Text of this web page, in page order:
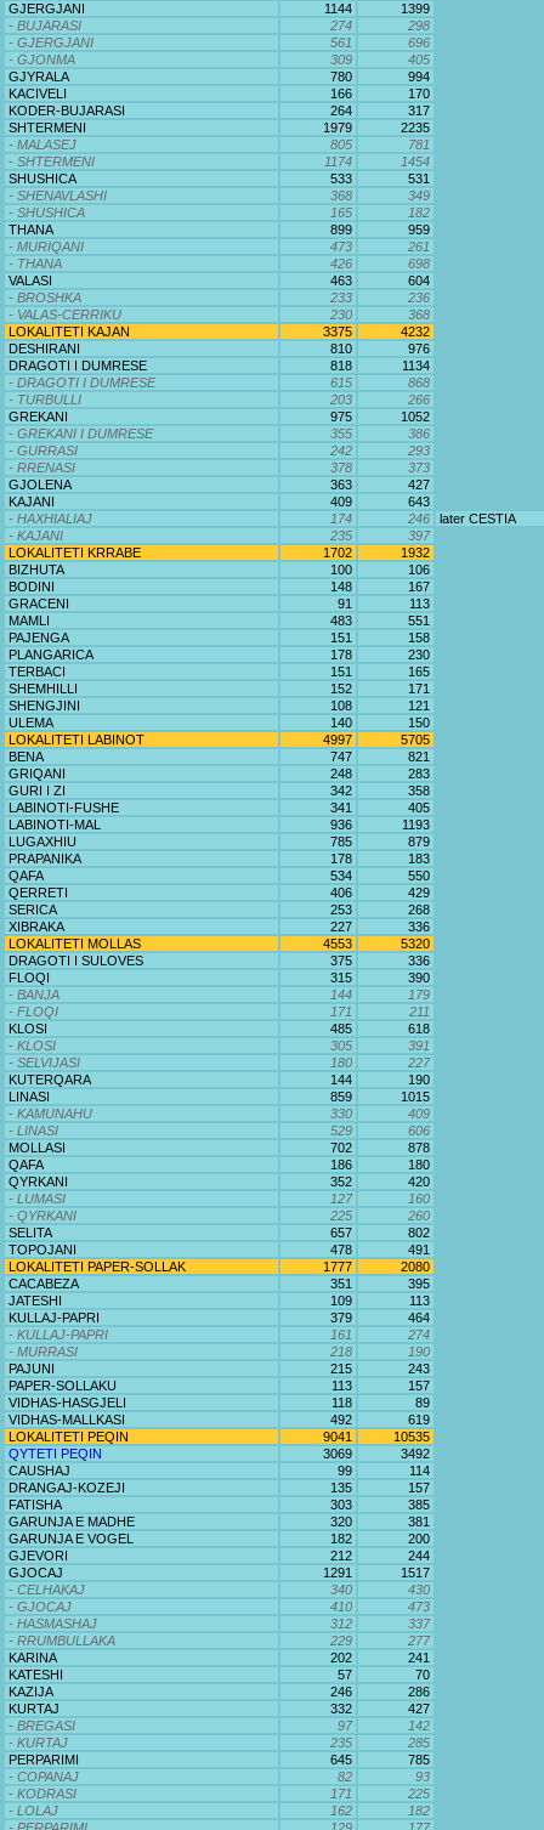
GJERGJANI
1144
1399
- BUJARASI
274
298
- GJERGJANI
561
696
- GJONMA
309
405
GJYRALA
780
994
KACIVELI
166
170
KODER-BUJARASI
264
317
SHTERMENI
1979
2235
- MALASEJ
805
781
- SHTERMENI
1174
1454
SHUSHICA
533
531
- SHENAVLASHI
368
349
- SHUSHICA
165
182
THANA
899
959
- MURIQANI
473
261
- THANA
426
698
VALASI
463
604
- BROSHKA
233
236
- VALAS-CERRIKU
230
368
LOKALITETI KAJAN
3375
4232
DESHIRANI
810
976
DRAGOTI I DUMRESE
818
1134
- DRAGOTI I DUMRESE
615
868
- TURBULLI
203
266
GREKANI
975
1052
- GREKANI I DUMRESE
355
386
- GURRASI
242
293
- RRENASI
378
373
GJOLENA
363
427
KAJANI
409
643
- HAXHIALIAJ
174 246
later CESTIA
- KAJANI
235
397
LOKALITETI KRRABE
1702
1932
BIZHUTA
100
106
BODINI
148
167
GRACENI
91
113
MAMLI
483
551
PAJENGA
151
158
PLANGARICA
178
230
TERBACI
151
165
SHEMHILLI
152
171
SHENGJINI
108
121
ULEMA
140
150
LOKALITETI LABINOT
4997
5705
BENA
747
821
GRIQANI
248
283
GURI I ZI
342
358
LABINOTI-FUSHE
341
405
LABINOTI-MAL
936
1193
LUGAXHIU
785
879
PRAPANIKA
178
183
QAFA
534
550
QERRETI
406
429
SERICA
253
268
XIBRAKA
227
336
LOKALITETI MOLLAS
4553
5320
DRAGOTI I SULOVES
375
336
FLOQI
315
390
- BANJA
144
179
- FLOQI
171
211
KLOSI
485
618
- KLOSI
305
391
- SELVIJASI
180
227
KUTERQARA
144
190
LINASI
859
1015
- KAMUNAHU
330
409
- LINASI
529
606
MOLLASI
702
878
QAFA
186
180
QYRKANI
352
420
- LUMASI
127
160
- QYRKANI
225
260
SELITA
657
802
TOPOJANI
478
491
LOKALITETI PAPER-SOLLAK
1777
2080
CACABEZA
351
395
JATESHI
109
113
KULLAJ-PAPRI
379
464
- KULLAJ-PAPRI
161
274
- MURRASI
218
190
PAJUNI
215
243
PAPER-SOLLAKU
113
157
VIDHAS-HASGJELI
118
89
VIDHAS-MALLKASI
492
619
LOKALITETI PEQIN
9041
10535
QYTETI PEQIN
3069
3492
CAUSHAJ
99
114
DRANGAJ-KOZEJI
135
157
FATISHA
303
385
GARUNJA E MADHE
320
381
GARUNJA E VOGEL
182
200
GJEVORI
212
244
GJOCAJ
1291
1517
- CELHAKAJ
340
430
- GJOCAJ
410
473
- HASMASHAJ
312
337
- RRUMBULLAKA
229
277
KARINA
202
241
KATESHI
57
70
KAZIJA
246
286
KURTAJ
332
427
- BREGASI
97
142
- KURTAJ
235
285
PERPARIMI
645
785
- COPANAJ
82
93
- KODRASI
171
225
- LOLAJ
162
182